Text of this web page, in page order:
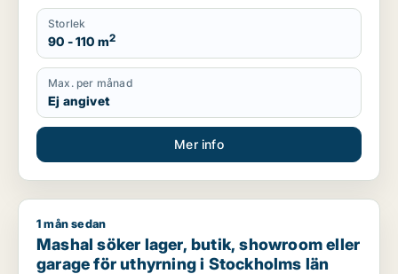
Storlek
90 - 110 m2
Max. per månad
Ej angivet
Mer info
Mashal söker lager, butik, showroom eller garage för
1 mån sedan
Mashal söker lager, butik, showroom eller
garage för uthyrning i Stockholms län